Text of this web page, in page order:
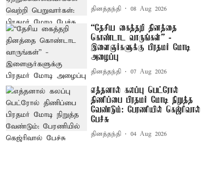
தினத்தந்தி 08 Aug 2026
“தேசிய கைத்தறி தினத்தை
கொண்டாட வாருங்கள்” -
இளைஞர்களுக்கு பிரதமர் மோடி
அழைப்பு
தினத்தந்தி 07 Aug 2026
எத்தனால் கலப்பு பெட்ரோல்
திணிப்பை பிரதமர் மோடி நிறுத்த
வேண்டும்: பேரணியில் கெஜ்ரிவால்
பேச்சு
தினத்தந்தி 04 Aug 2026